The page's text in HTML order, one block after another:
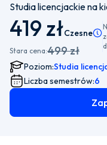
Studia licencjackie na
419 złCzesne
Stara cena:499 zł
Poziom:Studia
Liczba semestrów:6